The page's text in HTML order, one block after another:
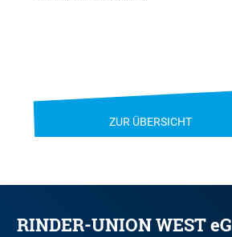
ZUR ÜBERSICHT
RINDER-UNION WEST eG